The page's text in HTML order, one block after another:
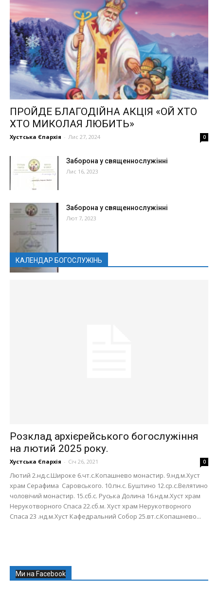
ПРОЙДЕ БЛАГОДІЙНА АКЦІЯ «ОЙ ХТО
ХТО МИКОЛАЯ ЛЮБИТЬ»
Хустська Єпархія - Лис 27, 2024 0
Заборона у священнослужінні
Лис 16, 2023
Заборона у священнослужінні
Лют 7, 2023
КАЛЕНДАР БОГОСЛУЖІНЬ
Розклад архієрейського богослужіння
на лютий 2025 року.
Хустська Єпархія - Січ 26, 2021 0
Лютий 2.нд.с.Широке 6.чт.с.Копашнево монастир. 9.нд.м.Хуст
храм Серафима Саровського. 10.пн.с. Буштино 12.ср.с.Велятино
чоловічий монастир. 15.сб.с. Руська Долина 16.нд.м.Хуст храм
Нерукотворного Спаса 22.сб.м. Хуст храм Нерукотворного
Спаса 23 .нд.м.Хуст Кафедральний Собор 25.вт.с.Копашнево...
Ми на Facebook